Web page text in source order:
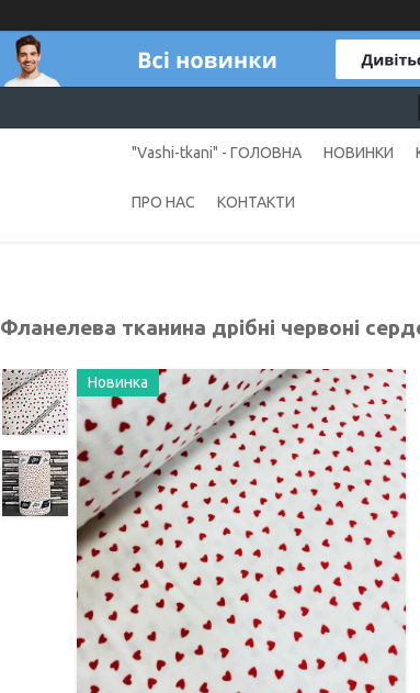
"Vashi-tkani" - ГОЛОВНА НОВИНКИ
ПРО НАС КОНТАКТИ
Фланелева тканина дрібні червоні
Новинка